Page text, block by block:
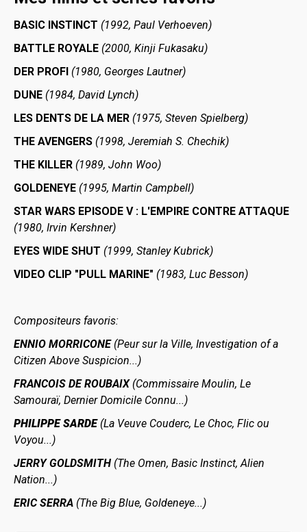
BASIC INSTINCT (1992, Paul Verhoeven)
BATTLE ROYALE (2000, Kinji Fukasaku)
DER PROFI (1980, Georges Lautner)
DUNE (1984, David Lynch)
LES DENTS DE LA MER (1975, Steven Spielberg)
THE AVENGERS (1998, Jeremiah S. Chechik)
THE KILLER (1989, John Woo)
GOLDENEYE (1995, Martin Campbell)
STAR WARS EPISODE V : L'EMPIRE CONTRE ATTAQUE
(1980, Irvin Kershner)
EYES WIDE SHUT (1999, Stanley Kubrick)
VIDEO CLIP "PULL MARINE" (1983, Luc Besson)
Compositeurs favoris:
ENNIO MORRICONE (Peur sur la Ville, Investigation of a
Citizen Above Suspicion...)
FRANCOIS DE ROUBAIX (Commissaire Moulin, Le
Samouraï, Dernier Domicile Connu...)
PHILIPPE SARDE (La Veuve Couderc, Le Choc, Flic ou
Voyou...)
JERRY GOLDSMITH (The Omen, Basic Instinct, Alien
Nation...)
ERIC SERRA (The Big Blue, Goldeneye...)